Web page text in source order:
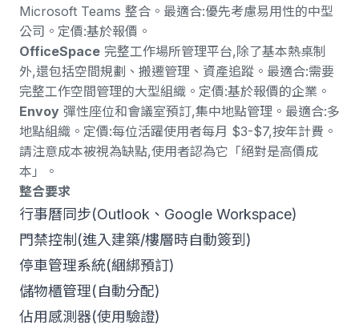
Microsoft Teams 整合。最適合:優先考慮易用性的中型
公司。定價:基於報價。
OfficeSpace 完整工作場所管理平台,除了基本熱桌制
外,還包括空間規劃、搬遷管理、資產追蹤。最適合:需要
完整工作空間管理的大型組織。定價:基於報價的企業。
Envoy 彈性座位和會議室預訂,集中地點管理。最適合:多
地點組織。定價:每位活躍使用者每月 $3-$7,按年計費。
請注意成本被視為缺點,使用者認為它「絕對是高價成
本」。
整合要求
行事曆同步(Outlook、Google Workspace)
門禁控制(進入建築/樓層時自動簽到)
停車管理系統(綑綁預訂)
儲物櫃管理(自動分配)
佔用感測器(使用驗證)